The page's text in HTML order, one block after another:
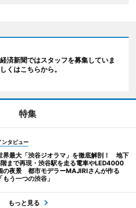
済新聞ではスタッフを募集していま
くはこちらから。
特集
ンタビュー
界最大「渋谷ジオラマ」を徹底解剖！ 地下
まで再現・渋谷駅を走る電車やLED4000
の夜景 都市モデラーMAJIRIさんが作る
「もう一つの渋谷」
もっと見る